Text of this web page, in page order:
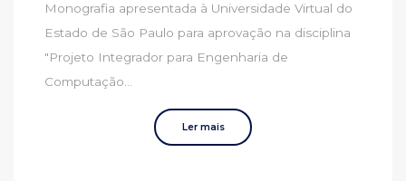
Monografia apresentada à Universidade Virtual do
Estado de São Paulo para aprovação na disciplina
"Projeto Integrador para Engenharia de
Computação...
Ler mais